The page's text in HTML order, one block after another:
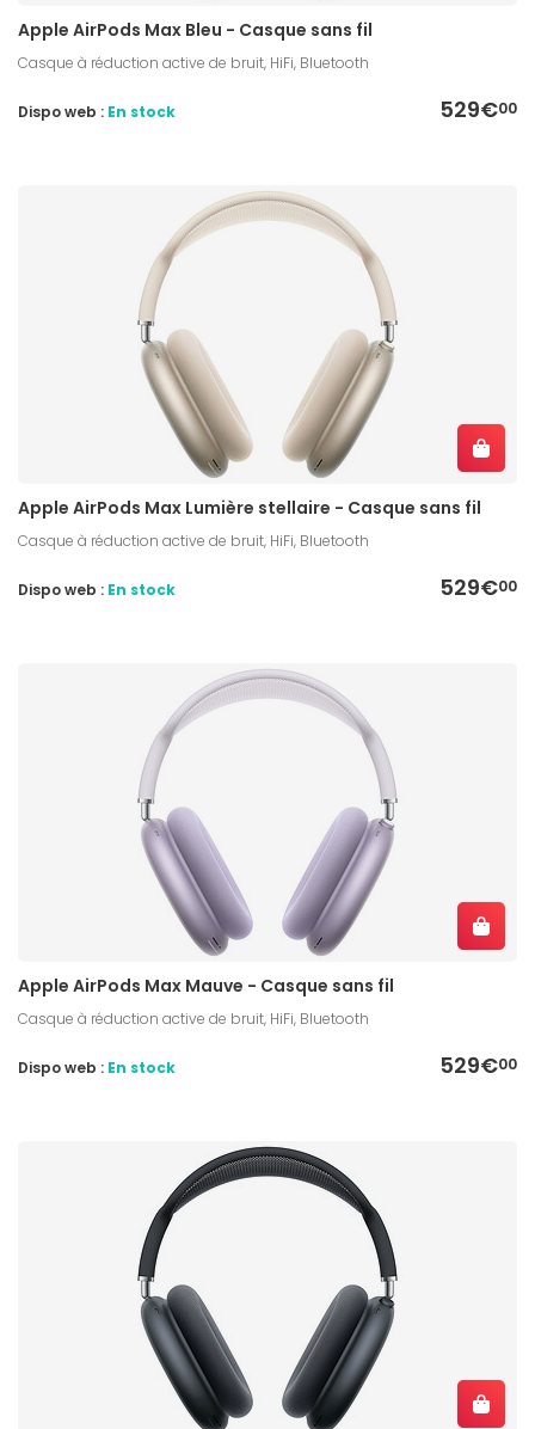
Apple AirPods Max Bleu - Casque sans fil
Casque à réduction active de bruit, HiFi, Bluetooth
529€00
Dispo web : En stock
Apple AirPods Max Lumière stellaire - Casque sans fil
Casque à réduction active de bruit, HiFi, Bluetooth
529€00
Dispo web : En stock
Apple AirPods Max Mauve - Casque sans fil
Casque à réduction active de bruit, HiFi, Bluetooth
529€00
Dispo web : En stock